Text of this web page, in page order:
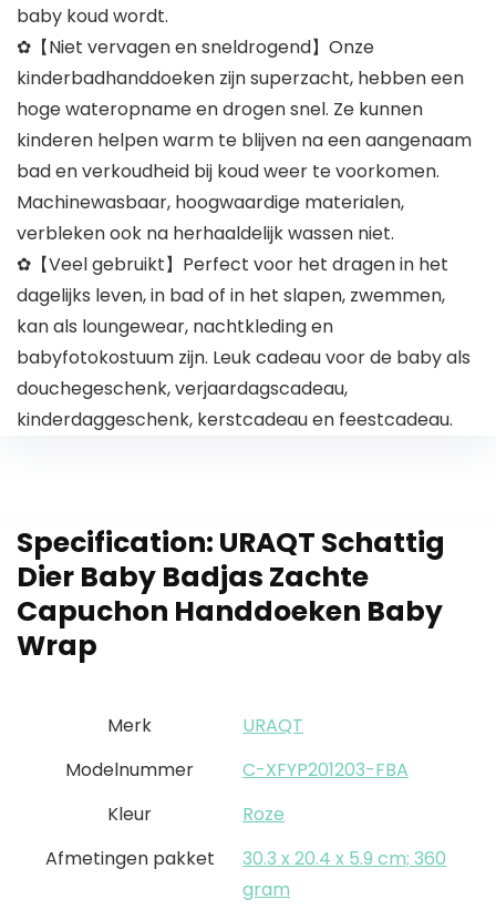
baby koud wordt.
✿【Niet vervagen en sneldrogend】Onze
kinderbadhanddoeken zijn superzacht, hebben een
hoge wateropname en drogen snel. Ze kunnen
kinderen helpen warm te blijven na een aangenaam
bad en verkoudheid bij koud weer te voorkomen.
Machinewasbaar, hoogwaardige materialen,
verbleken ook na herhaaldelijk wassen niet.
✿【Veel gebruikt】Perfect voor het dragen in het
dagelijks leven, in bad of in het slapen, zwemmen,
kan als loungewear, nachtkleding en
babyfotokostuum zijn. Leuk cadeau voor de baby als
douchegeschenk, verjaardagscadeau,
kinderdaggeschenk, kerstcadeau en feestcadeau.
Specification: URAQT Schattig
Dier Baby Badjas Zachte
Capuchon Handdoeken Baby
Wrap
Merk
URAQT
Modelnummer
C-XFYP201203-FBA
Kleur
Roze
Afmetingen pakket
30.3 x 20.4 x 5.9 cm; 360
gram